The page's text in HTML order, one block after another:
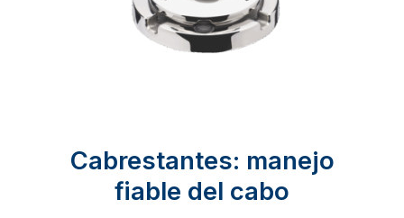
Cabrestantes: manejo
fiable del cabo